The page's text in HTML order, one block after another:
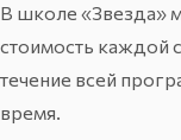
В школе «Звезда»
стоимость каждой
течение всей
время.